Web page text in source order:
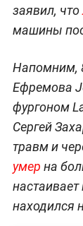
заявил, что
машины
Напомним,
Ефремова
фургоном
Сергей
травм и
умер на
находился